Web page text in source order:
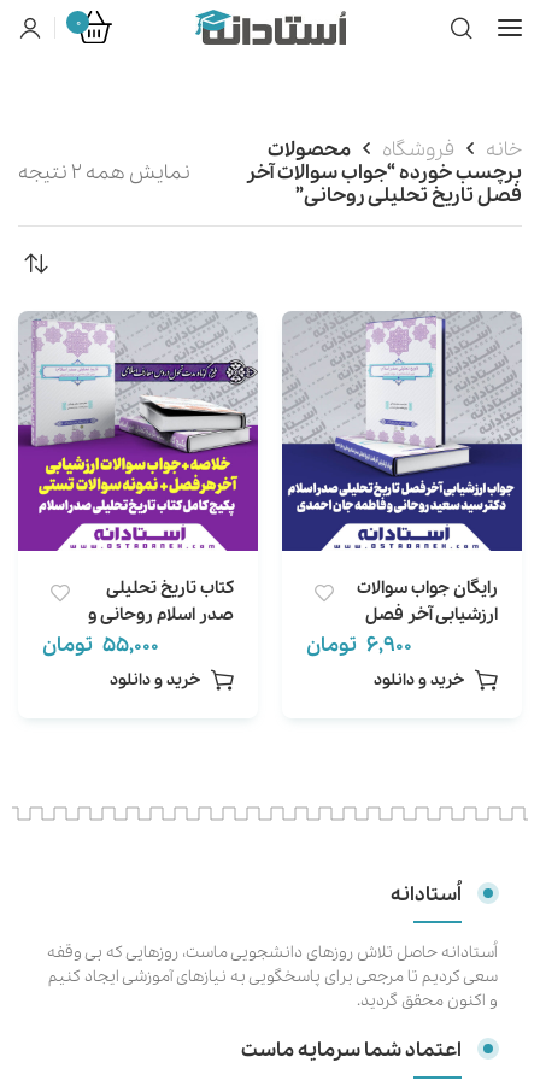
0
خانه فروشگاه
محصولات
برچسب خورده “جواب سوالات آخر
فصل تاریخ تحلیلی روحانی”
نمایش همه 2 نتیجه
رایگان جواب سوالات
ارزشیابی آخر فصل
تاریخ تحلیلی صدر
اسلام روحانی
6,900 تومان
خرید و دانلود
کتاب تاریخ تحلیلی
صدر اسلام روحانی و
جان احمدی (خلاصه و
تست و جواب سوالات
آخر فصل)
55,000 تومان
خرید و دانلود
اُستادانه
اُستادانه حاصل تلاش روزهای دانشجویی ماست، روزهایی که بی وقفه
سعی کردیم تا مرجعی برای پاسخگویی به نیازهای آموزشی ایجاد کنیم
و اکنون محقق گردید.
اعتماد شما سرمایه ماست